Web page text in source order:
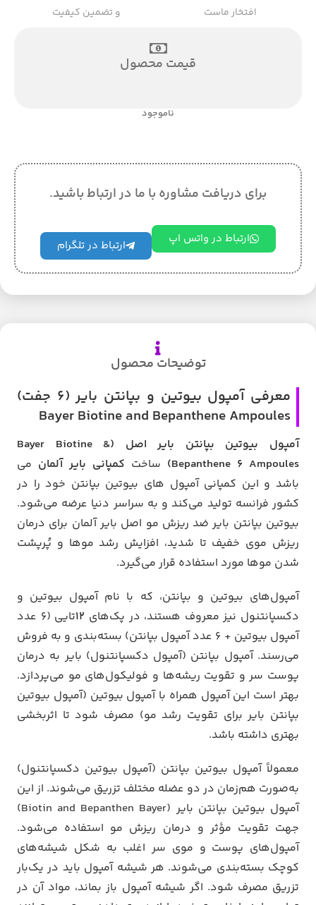
افتخار ماست و تضمین کیفیت
قیمت محصول
ناموجود
برای دریافت مشاوره با ما در ارتباط باشید.
ارتباط در واتس اپ ارتباط در تلگرام
توضیحات محصول
معرفی آمپول بیوتین و بپانتن بایر (6 جفت)
Bayer Biotine and Bepanthene Ampoules
آمپول بیوتین بپانتن بایر اصل (Bayer Biotine &
Bepanthene 6 Ampoules)
ساخت کمپانی بایر آلمان می
باشد و این کمپانی آمپول های بیوتین بپانتن خود را در
کشور فرانسه تولید می‌کند و به سراسر دنیا عرضه می‌شود.
بیوتین بپانتن بایر ضد ریزش مو اصل بایر آلمان برای درمان
ریزش موی خفیف تا شدید، افزایش رشد موها و پُرپشت
شدن موها مورد استفاده قرار می‌گیرد.
آمپول‌های بیوتین و بپانتن، که با نام آمپول بیوتین و
دکسپانتنول نیز معروف هستند، در پک‌های
تایی (۶ عدد
آمپول بیوتین + ۶ عدد آمپول بپانتن) بسته‌بندی و به فروش
می‌رسند. آمپول بپانتن (آمپول دکسپانتنول) بایر به درمان
پوست سر و تقویت ریشه‌ها و فولیکول‌های مو می‌پردازد.
بهتر است این آمپول همراه با آمپول بیوتین (آمپول بیوتین
بپانتن بایر برای تقویت رشد مو) مصرف شود تا اثربخشی
بهتری داشته باشد.
معمولاً آمپول بیوتین بپانتن (آمپول بیوتین دکسپانتنول)
به‌صورت هم‌زمان در دو عضله مختلف تزریق می‌شوند. از این
آمپول بیوتین بپانتن بایر (Biotin and Bepanthen Bayer)
جهت تقویت مؤثر و درمان ریزش مو استفاده می‌شود.
آمپول‌های پوست و موی سر اغلب به شکل شیشه‌های
کوچک بسته‌بندی می‌شوند. هر شیشه آمپول باید در یک‌بار
تزریق مصرف شود. اگر شیشه آمپول باز بماند، مواد آن در